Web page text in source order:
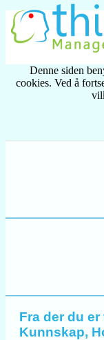
Denne siden
cookies. Ved å
Fra der du
Kunnskap,